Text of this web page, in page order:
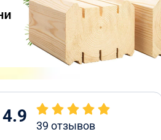
4.9 39 отзывов